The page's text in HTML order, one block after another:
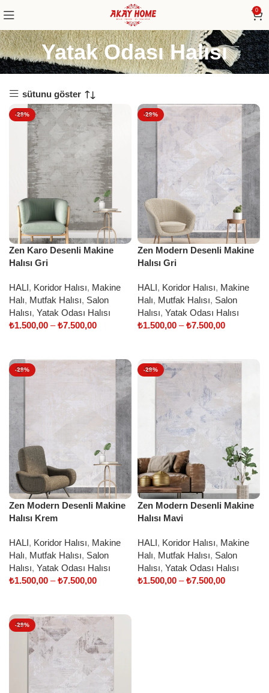
0
Yatak Odası Halısı
sütunu göster
-29%
Zen Karo Desenli Makine
Halısı Gri
HALI, Koridor Halısı, Makine
Halı, Mutfak Halısı, Salon
Halısı, Yatak Odası Halısı
₺1.500,00 –₺7.500,00
-29%
Zen Modern Desenli Makine
Halısı Gri
HALI, Koridor Halısı, Makine
Halı, Mutfak Halısı, Salon
Halısı, Yatak Odası Halısı
₺1.500,00 –₺7.500,00
-29%
Zen Modern Desenli Makine
Halısı Krem
HALI, Koridor Halısı, Makine
Halı, Mutfak Halısı, Salon
Halısı, Yatak Odası Halısı
₺1.500,00 –₺7.500,00
-29%
Zen Modern Desenli Makine
Halısı Mavi
HALI, Koridor Halısı, Makine
Halı, Mutfak Halısı, Salon
Halısı, Yatak Odası Halısı
₺1.500,00 –₺7.500,00
-29%